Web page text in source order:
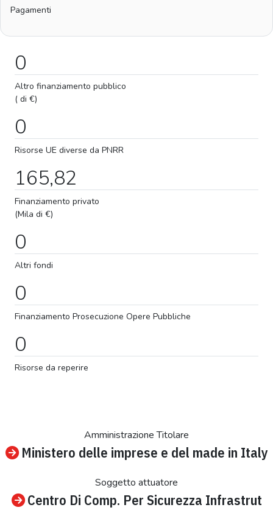
Pagamenti
0
Altro finanziamento pubblico
( di €)
0
Risorse UE diverse da PNRR
165,82
Finanziamento privato
(Mila di €)
0
Altri fondi
0
Finanziamento Prosecuzione Opere Pubbliche
0
Risorse da reperire
Amministrazione Titolare
Ministero delle imprese e del made in Italy
Soggetto attuatore
Centro Di Comp. Per Sicurezza Infrastrut